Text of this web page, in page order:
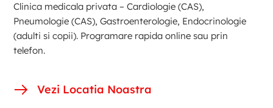
Clinica medicala privata – Cardiologie (CAS),
Pneumologie (CAS), Gastroenterologie, Endocrinologie
(adulti si copii). Programare rapida online sau prin
telefon.
Vezi Locatia Noastra